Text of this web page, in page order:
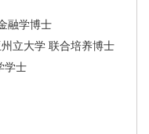
融学博士
立大学 联合培养博士
学士